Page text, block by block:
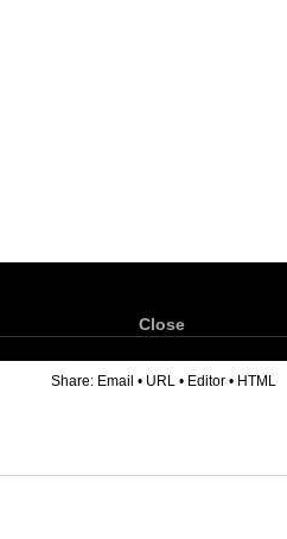
Close
Share: Email • URL • Editor • HTML